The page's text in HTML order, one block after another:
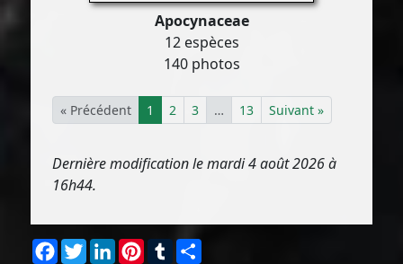
Apocynaceae
12 espèces
140 photos
« Précédent 1 2 3 … 13 Suivant »
Dernière modification le mardi 4 août 2026 à
16h44.
Facebook
TwitterLinkedInPinterest
Tumblr